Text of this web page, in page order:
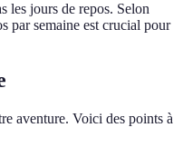
les jours de repos. Selon
par semaine est crucial pour
aventure. Voici des points à